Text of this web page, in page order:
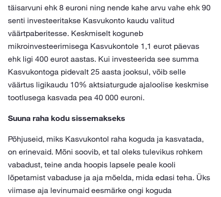
täisarvuni ehk 8 euroni ning nende kahe arvu vahe ehk 90
senti investeeritakse Kasvukonto kaudu valitud
väärtpaberitesse. Keskmiselt koguneb
mikroinvesteerimisega Kasvukontole 1,1 eurot päevas
ehk ligi 400 eurot aastas. Kui investeerida see summa
Kasvukontoga pidevalt 25 aasta jooksul, võib selle
väärtus ligikaudu 10% aktsiaturgude ajaloolise keskmise
tootlusega kasvada pea 40 000 euroni.
Suuna raha kodu sissemakseks
Põhjuseid, miks Kasvukontol raha koguda ja kasvatada,
on erinevaid. Mõni soovib, et tal oleks tulevikus rohkem
vabadust, teine anda hoopis lapsele peale kooli
lõpetamist vabaduse ja aja mõelda, mida edasi teha. Üks
viimase aja levinumaid eesmärke ongi koguda